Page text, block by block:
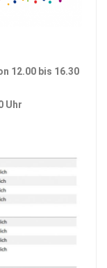
12.00 bis 16.30
Uhr